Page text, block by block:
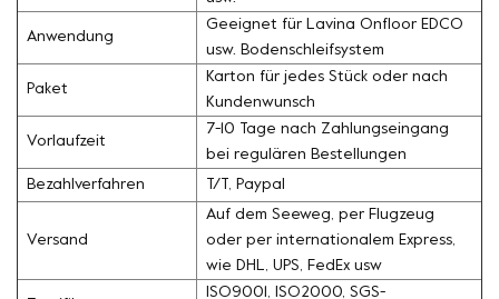
Anwendung
Geeignet für Lavina Onfloor EDCO
usw. Bodenschleifsystem
Paket
Karton für jedes Stück oder nach
Kundenwunsch
Vorlaufzeit
7-10 Tage nach Zahlungseingang
bei regulären Bestellungen
Bezahlverfahren T/T, Paypal
Versand
Auf dem Seeweg, per Flugzeug
oder per internationalem Express,
wie DHL, UPS, FedEx usw
ISO9001, ISO2000, SGS-